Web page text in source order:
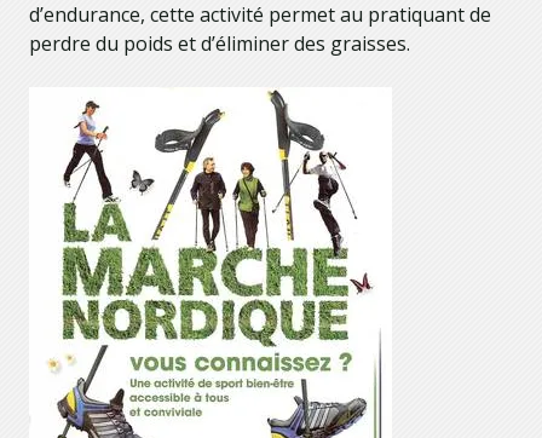
d’endurance, cette activité permet au pratiquant de
perdre du poids et d’éliminer des graisses.